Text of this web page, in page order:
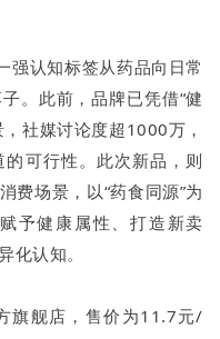
强认知标签从药品向日常
。此前，品牌已凭借“健
社媒讨论度超1000万，
可行性。此次新品，则
费场景，以“药食同源”为
予健康属性、打造新卖
化认知。
旗舰店，售价为11.7元/